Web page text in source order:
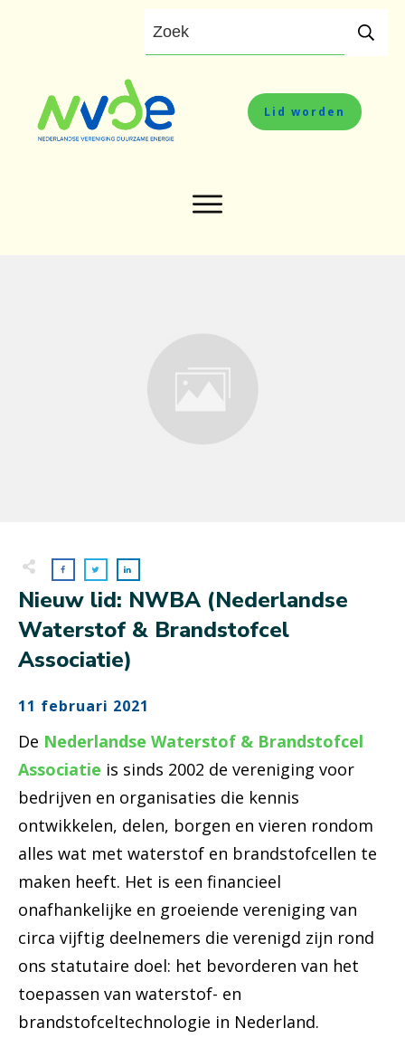
Lid worden
Nieuw lid: NWBA (Nederlandse
Waterstof & Brandstofcel
Associatie)
11 februari 2021
De Nederlandse Waterstof & Brandstofcel
Associatie is sinds 2002 de vereniging voor
bedrijven en organisaties die kennis
ontwikkelen, delen, borgen en vieren rondom
alles wat met waterstof en brandstofcellen te
maken heeft. Het is een financieel
onafhankelijke en groeiende vereniging van
circa vijftig deelnemers die verenigd zijn rond
ons statutaire doel: het bevorderen van het
toepassen van waterstof- en
brandstofceltechnologie in Nederland.